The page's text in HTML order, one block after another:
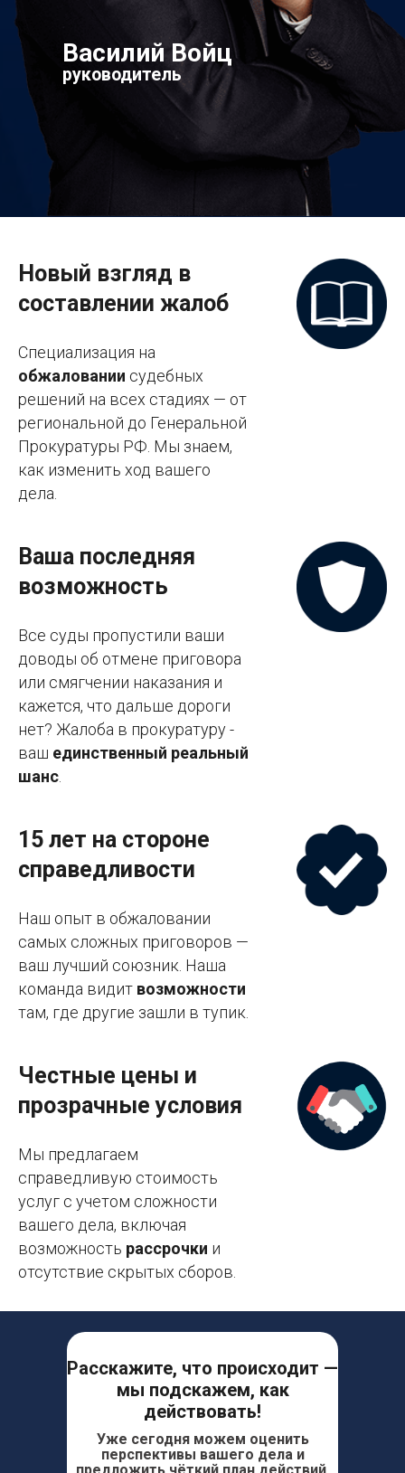
Новый взгляд в
составлении жалоб
Специализация на
обжаловании судебных
решений на всех стадиях — от
региональной до Генеральной
Прокуратуры РФ. Мы знаем,
как изменить ход вашего
дела.
Ваша последняя
возможность
Все суды пропустили ваши
доводы об отмене приговора
или смягчении наказания и
кажется, что дальше дороги
нет? Жалоба в прокуратуру -
ваш единственный реальный
шанс
15 лет на стороне
справедливости
Наш опыт в обжаловании
самых сложных приговоров —
ваш лучший союзник. Наша
команда видит возможности
там, где другие зашли в тупик.
Честные цены и
прозрачные условия
Мы предлагаем
справедливую стоимость
услуг с учетом сложности
вашего дела, включая
возможность рассрочки и
отсутствие скрытых сборов.
Расскажите, что происходит —
мы подскажем, как
действовать!
Уже сегодня можем оценить
перспективы вашего дела и